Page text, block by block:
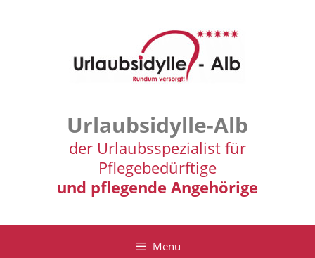
Urlaubsidylle-Alb
der Urlaubsspezialist für
Pflegebedürftige
und pflegende Angehörige
Menu